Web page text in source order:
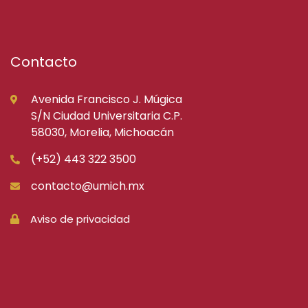
Contacto
Avenida Francisco J. Múgica
S/N Ciudad Universitaria C.P.
58030, Morelia, Michoacán
(+52) 443 322 3500
contacto@umich.mx
Aviso de privacidad